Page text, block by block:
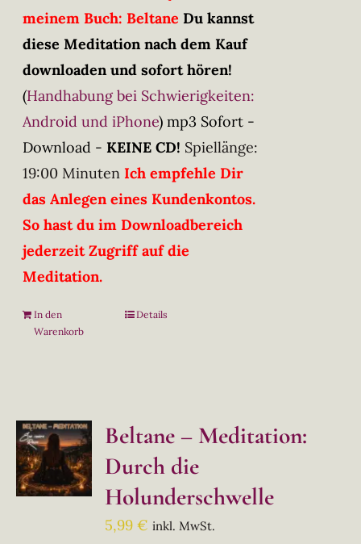
meinem Buch: Beltane Du kannst
diese Meditation nach dem Kauf
downloaden und sofort hören!
(Handhabung bei Schwierigkeiten:
Android und iPhone) mp3 Sofort -
Download - KEINE CD! Spiellänge:
19:00 Minuten Ich empfehle Dir
das Anlegen eines Kundenkontos.
So hast du im Downloadbereich
jederzeit Zugriff auf die
Meditation.
In den
Warenkorb
Details
Beltane – Meditation:
Durch die
Holunderschwelle
5,99€ inkl. MwSt.